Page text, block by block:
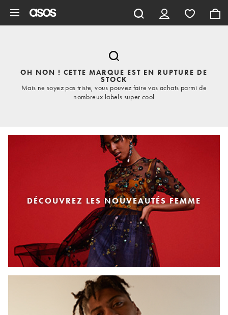
OH NON ! CETTE MARQUE EST EN RUPTURE DE
STOCK
Mais ne soyez pas triste, vous pouvez faire vos achats parmi de
nombreux labels super cool
DÉCOUVREZ LES NOUVEAUTÉS FEMME